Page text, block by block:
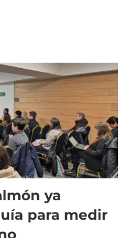
ya
para medir